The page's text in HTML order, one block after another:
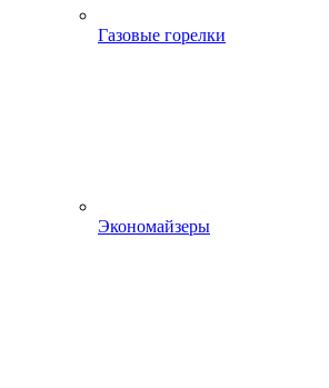
Газовые горелки
Экономайзеры